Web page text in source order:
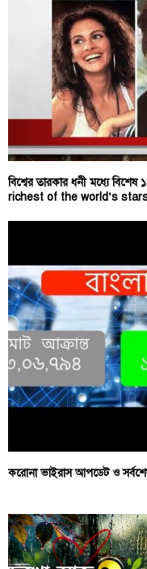
বিশ্বের তারকার ধনী মধ্যে
richest of the world’s
করোনা ভাইরাস আপডেট ও